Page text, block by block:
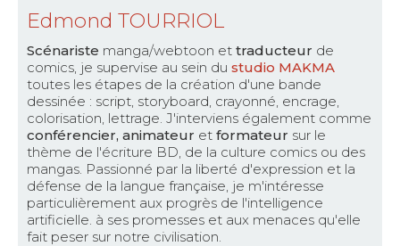
Edmond TOURRIOL
Scénariste manga/webtoon et traducteur de
comics, je supervise au sein du studio MAKMA
toutes les étapes de la création d'une bande
dessinée : script, storyboard, crayonné, encrage,
colorisation, lettrage. J'interviens également comme
conférencier, animateur et formateur sur le
thème de l'écriture BD, de la culture comics ou des
mangas. Passionné par la liberté d'expression et la
défense de la langue française, je m'intéresse
particulièrement aux progrès de l'intelligence
artificielle. à ses promesses et aux menaces qu'elle
fait peser sur notre civilisation.